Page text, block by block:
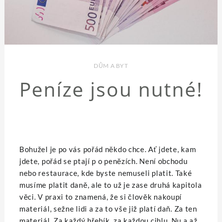
DŮM A BYT
Peníze jsou nutné!
Bohužel je po vás pořád někdo chce. Ať jdete, kam
jdete, pořád se ptají p o penězích. Není obchodu
nebo restaurace, kde byste nemuseli platit. Také
musíme platit daně, ale to už je zase druhá kapitola
věci. V praxi to znamená, že si člověk nakoupí
materiál, sežne lidi a za to vše již platí daň. Za ten